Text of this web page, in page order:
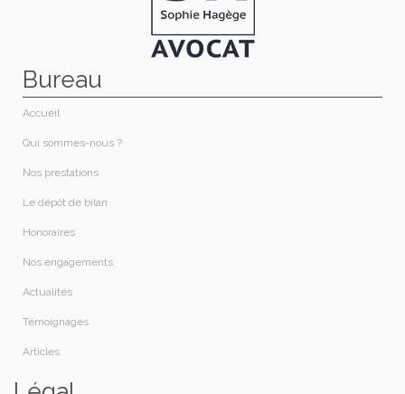
Bureau
Accueil
Qui sommes-nous ?​
Nos prestations​
Le dépôt de bilan
Honoraires​
Nos engagements
Actualités
Témoignages
Articles